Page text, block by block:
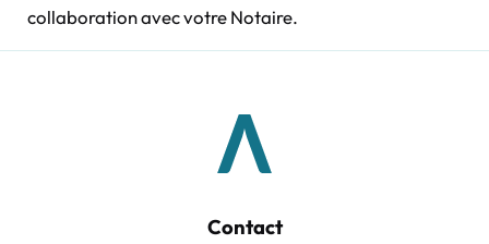
collaboration avec votre Notaire.
Contact